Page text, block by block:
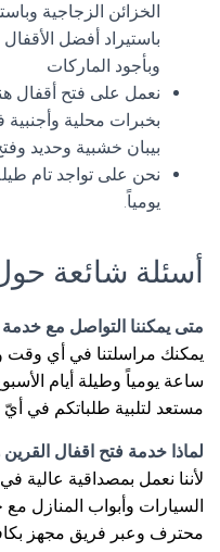
الخزائن الزجاجية
باستيراد أفضل الأقفال
وبأجود الماركات
نعمل على فتح أقفال
بخبرات محلية وأجنبية
بيبان خشبية وحديد
يومياً.
أسئلة شائعة
متى يمكننا التواصل مع
ساعة يومياً وطيلة أيام
مستعد لتلبية طلباتكم في
لماذا خدمة فتح اقفال
لأننا نعمل بمصداقية عالية
السيارات وأبواب المنازل
محترف وعبر فريق مجهز